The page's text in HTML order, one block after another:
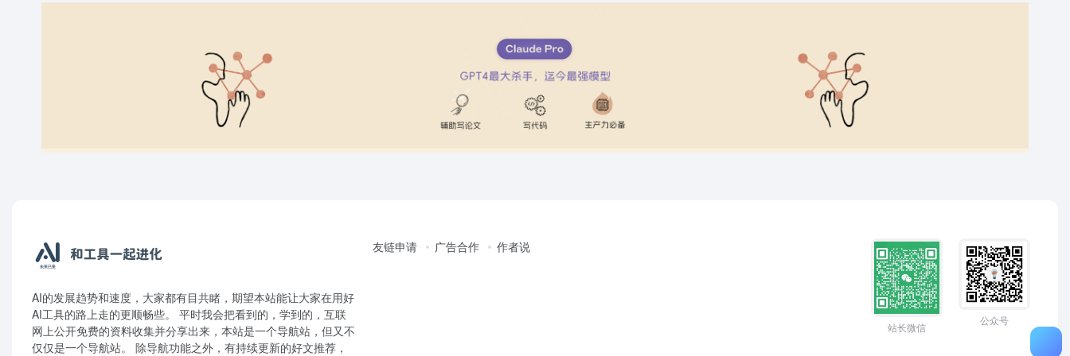
AI的发展趋势和速度，大家都有目共睹，期望本站能让大家在用好
AI工具的路上走的更顺畅些。 平时我会把看到的，学到的，互联
网上公开免费的资料收集并分享出来，本站是一个导航站，但又不
仅仅是一个导航站。 除导航功能之外，有持续更新的好文推荐，
友链申请 广告合作 作者说
站长微信
公众号